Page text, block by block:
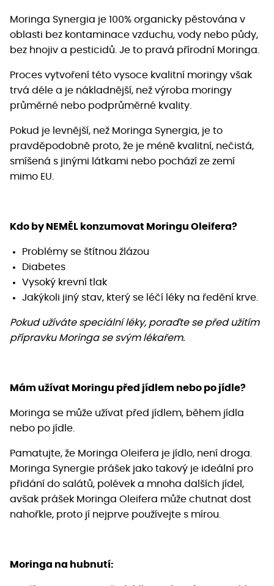
​Moringa Synergia je 100% organicky pěstována v
oblasti bez kontaminace vzduchu, vody nebo půdy,
bez hnojiv a pesticidů. Je to pravá přírodní Moringa.
Proces vytvoření této vysoce kvalitní moringy však
trvá déle a je nákladnější, než výroba moringy
průměrné nebo podprůměrné kvality.
Pokud je levnější, než Moringa Synergia, je to
pravděpodobně proto, že je méně kvalitní, nečistá,
smíšená s jinými látkami nebo pochází ze zemí
mimo EU.
Kdo by NEMĚL konzumovat Moringu Oleifera?
Problémy se štítnou žlázou
Diabetes
Vysoký krevní tlak
Jakýkoli jiný stav, který se léčí léky na ředění krve.
Pokud užíváte speciální léky, poraďte se před užitím
přípravku Moringa se svým lékařem.
Mám užívat Moringu před jídlem nebo po jídle?
Moringa se může užívat před jídlem, během jídla
nebo po jídle.
Pamatujte, že Moringa Oleifera je jídlo, není droga.
Moringa Synergie prášek jako takový je ideální pro
přidání do salátů, polévek a mnoha dalších jídel,
avšak prášek Moringa Oleifera může chutnat dost
nahořkle, proto jí nejprve používejte s mírou.
Moringa na hubnutí: